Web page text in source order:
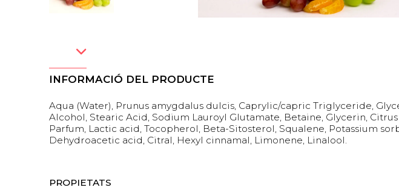
INFORMACIÓ DEL PRODUCTE
Aqua (Water), Prunus amygdalus dulcis, Caprylic/capric Triglyceride,
Alcohol, Stearic Acid, Sodium Lauroyl Glutamate, Betaine, Glycerin,
Parfum, Lactic acid, Tocopherol, Beta-Sitosterol, Squalene, Potassium
Dehydroacetic acid, Citral, Hexyl cinnamal, Limonene, Linalool.
PROPIETATS